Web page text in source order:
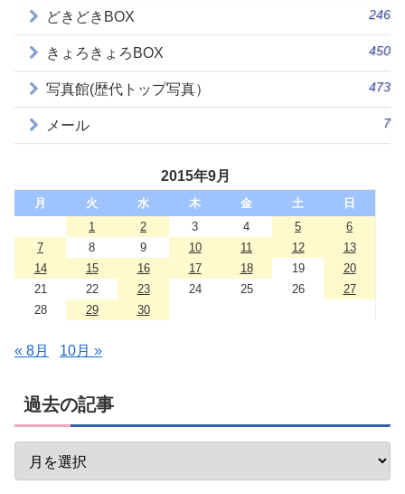
どきどきBOX 246
きょろきょろBOX 450
写真館(歴代トップ写真） 473
メール 7
2015年9月
月 火 水 木 金 土
日
1
2 3 4 5
6
7
8 9 10 11 12
13
14
15 16 17 18 19
20
21
22 23 24 25 26
27
28
29 30
« 8月 10月 »
過去の記事